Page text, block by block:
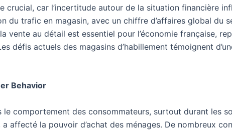
crucial, car l’incertitude autour de la situation financière
du trafic en magasin, avec un chiffre d’affaires global du
vente au détail est essentiel pour l’économie française,
défis actuels des magasins d’habillement témoignent
Behavior
le comportement des consommateurs, surtout durant les
affecté la pouvoir d’achat des ménages. De nombreux